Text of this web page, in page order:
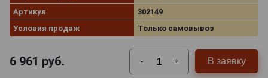
Артикул
302149
Условия продаж
Только самовывоз
6 961 руб. - + В заявку